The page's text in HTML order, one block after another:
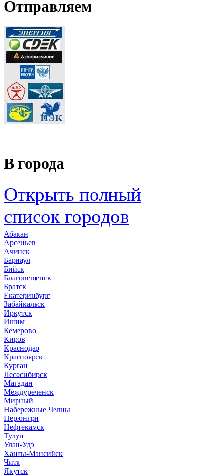
Отправляем
В города
Открыть полный
список городов
Абакан
Арсеньев
Ачинск
Барнаул
Бийск
Благовещенск
Братск
Екатеринбург
Забайкальск
Иркутск
Ишим
Кемерово
Киров
Краснодар
Красноярск
Курган
Лесосибирск
Магадан
Междуреченск
Мирный
Набережные Челны
Нерюнгри
Нефтекамск
Тулун
Улан-Удэ
Ханты-Мансийск
Чита
Якутск